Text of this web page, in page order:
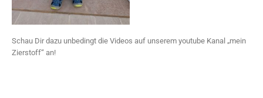
Schau Dir dazu unbedingt die Videos auf unserem youtube Kanal „mein
Zierstoff“ an!